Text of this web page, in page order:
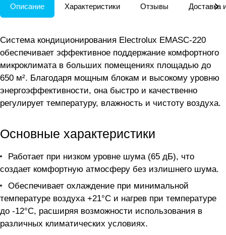
Описание Характеристики Отзывы Доставка
Система кондиционирования Electrolux EMASC-220
обеспечивает эффективное поддержание комфортного
микроклимата в больших помещениях площадью до
650 м². Благодаря мощным блокам и высокому уровню
энергоэффективности, она быстро и качественно
регулирует температуру, влажность и чистоту воздуха.
Основные характеристики
Работает при низком уровне шума (65 дБ), что
создает комфортную атмосферу без излишнего шума.
Обеспечивает охлаждение при минимальной
температуре воздуха +21°C и нагрев при температуре
до -12°C, расширяя возможности использования в
различных климатических условиях.